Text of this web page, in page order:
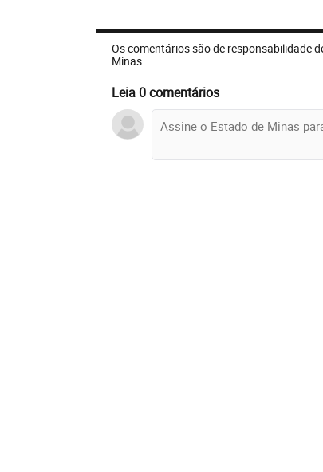
Os comentários são de responsabilidade
Minas.
Leia 0 comentários